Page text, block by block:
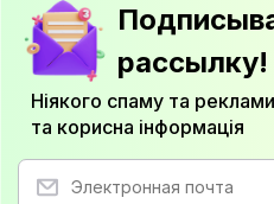
рассылку!
Ніякого спаму та
та корисна інформація